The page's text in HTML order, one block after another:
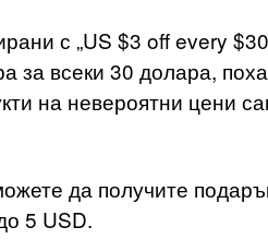
с „US $3 off every
за всеки 30 долара,
на невероятни цени
да получите
5 USD.